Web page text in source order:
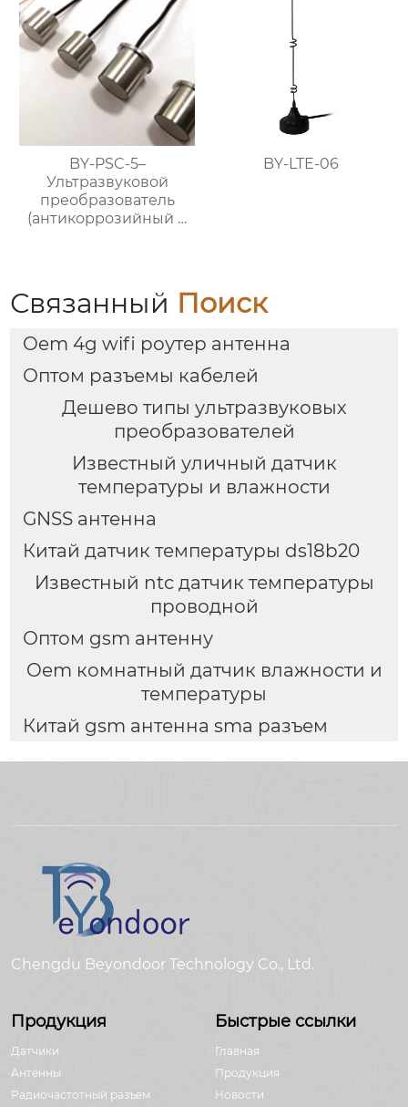
BY-PSC-5–
Ультразвуковой
преобразователь
(антикоррозийный и
BY-LTE-06
Связанный Поиск
Oem 4g wifi роутер антенна
Оптом разъемы кабелей
Дешево типы ультразвуковых
преобразователей
Известный уличный датчик
температуры и влажности
GNSS антенна
Китай датчик температуры ds18b20
Известный ntc датчик температуры
проводной
Оптом gsm антенну
Oem комнатный датчик влажности и
температуры
Китай gsm антенна sma разъем
Chengdu Beyondoor Technology Co., Ltd.
Продукция
Датчики
Антенны
Радиочастотный разъем
Быстрые ссылки
Главная
Продукция
Новости